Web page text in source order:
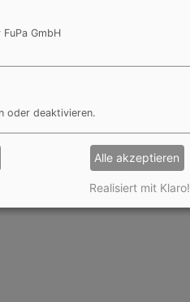
GmbH
oder deaktivieren.
Alle akzeptieren
Realisiert mit Klaro!